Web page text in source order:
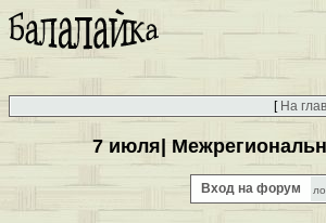
[ На
7 июля|
Вход на форум